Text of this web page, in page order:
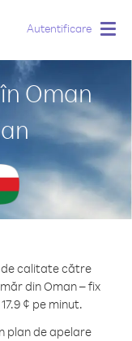
Autentificare
Oman
de calitate către
din Oman – fix
¢ pe minut.
plan de apelare